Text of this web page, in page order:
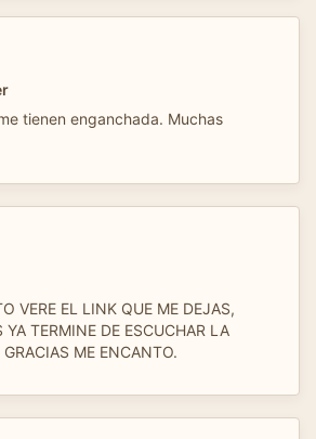
tienen enganchada. Muchas
VERE EL LINK QUE ME DEJAS,
YA TERMINE DE ESCUCHAR LA
ME ENCANTO.